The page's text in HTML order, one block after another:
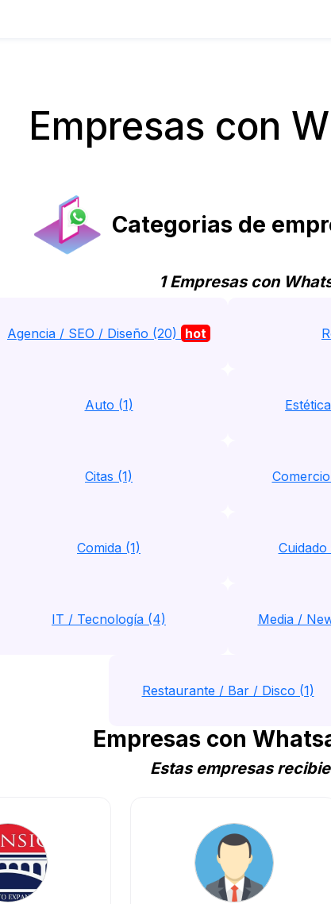
Empresas con
Categorias de
1 Empresas con
Agencia / SEO / Diseño (20) hot
Auto (1)
Citas (1)
Comida (1)
IT / Tecnología (4) Media /
Restaurante / Bar / Disco (1)
Empresas con
Estas empresas